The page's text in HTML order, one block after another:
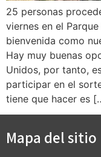
25 personas
viernes en el
bienvenida como
Hay muy buenas
Unidos, por tanto,
participar en el
tiene que hacer es
Mapa del sitio